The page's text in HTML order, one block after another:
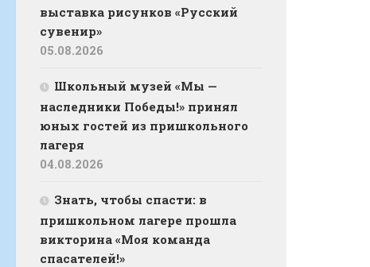
выставка рисунков «Русский
сувенир»
05.08.2026
Школьный музей «Мы —
наследники Победы!» принял
юных гостей из пришкольного
лагеря
04.08.2026
Знать, чтобы спасти: в
пришкольном лагере прошла
викторина «Моя команда
спасателей!»